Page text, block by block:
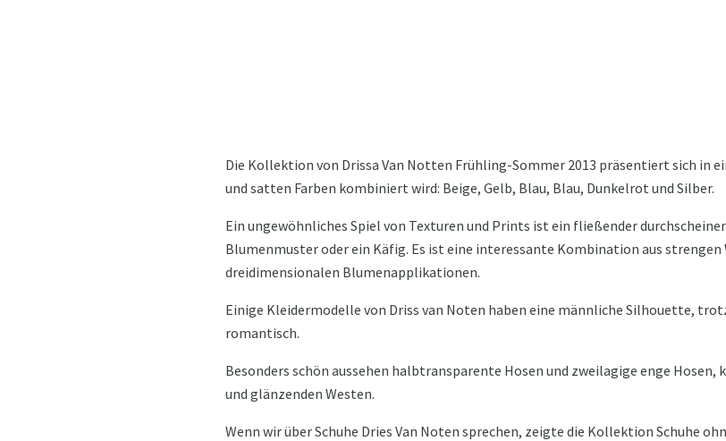
Die Kollektion von Drissa Van Notten Frühling-Sommer 2013 präsentiert sich in
und satten Farben kombiniert wird: Beige, Gelb, Blau, Blau, Dunkelrot und Silber.
Ein ungewöhnliches Spiel von Texturen und Prints ist ein fließender
Blumenmuster oder ein Käfig. Es ist eine interessante Kombination aus strengen
dreidimensionalen Blumenapplikationen.
Einige Kleidermodelle von Driss van Noten haben eine männliche Silhouette,
romantisch.
Besonders schön aussehen halbtransparente Hosen und zweilagige enge
und glänzenden Westen.
Wenn wir über Schuhe Dries Van Noten sprechen, zeigte die Kollektion Schuhe